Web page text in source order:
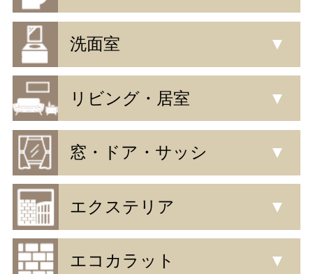
洗面室 ▼
リビング・居室 ▼
窓・ドア・サッシ ▼
エクステリア ▼
エコカラット ▼